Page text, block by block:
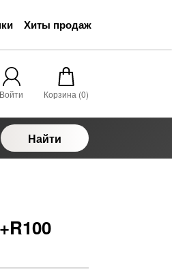
Хиты продаж
Войти Корзина (0)
Найти